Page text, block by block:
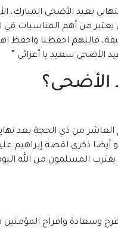
للكتب تتمني لكم ولجميع المسلمين في هذا العام
يعتبر من أهم المناسبات
فاللهم احفظنا
الأضحى سعيد يا أعزائي ”
الأضحى؟
من ذي الحجة بعد
ذكرى لقصة إبراهيم عليه
يقترب المسلمون من الله
وسعادة وافراح